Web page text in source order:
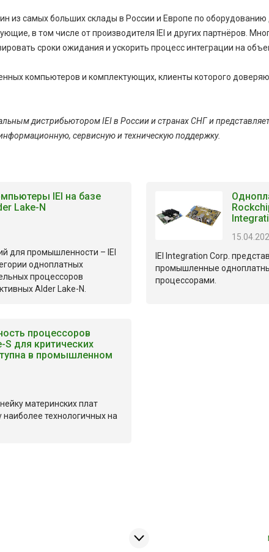
из самых больших склады в России и Европе по
в том числе от производителя IEI и других партнёров.
сроки ожидания и ускорить процесс интеграции на
компьютеров и комплектующих, клиенты которого
дистрибьютором IEI в России и странах СНГ и
сервисную и техническую поддержку.
IEI на базе
Lake-N
для промышленности – IEI
одноплатных
процессоров
Alder Lake-N.
IEI Integration Corp.
промышленные
процессорами.
процессоров
S для критических
в промышленном
материнских плат
технологичных на